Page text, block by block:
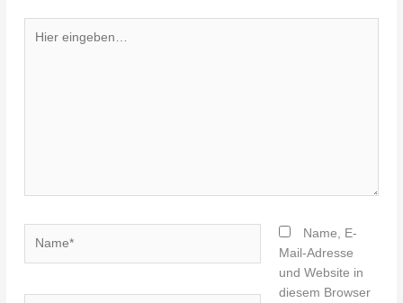
eingeben…
Name, E-
Mail-Adresse
und Website in
diesem Browser